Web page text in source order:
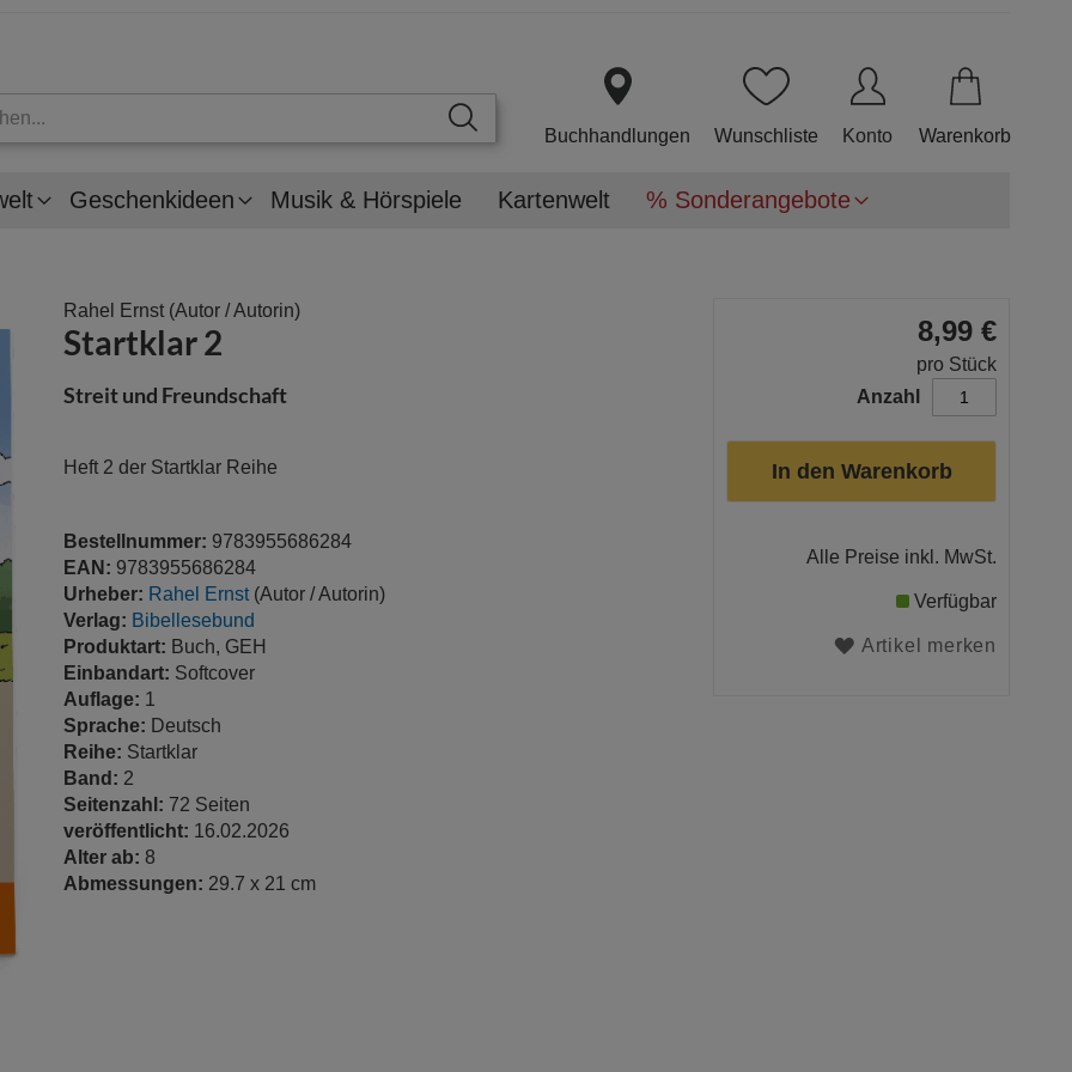
Buchhandlungen Wunschliste Konto Warenkorb
Geschenkideen Musik & Hörspiele Kartenwelt % Sonderangebote
Rahel Ernst (Autor / Autorin)
Startklar 2
Streit und Freundschaft
Heft 2 der Startklar Reihe
Bestellnummer: 9783955686284
EAN: 9783955686284
Urheber: Rahel Ernst(Autor / Autorin)
Verlag: Bibellesebund
Produktart: Buch, GEH
Einbandart: Softcover
Auflage: 1
Sprache: Deutsch
Reihe: Startklar
Band: 2
Seitenzahl: 72 Seiten
veröffentlicht: 16.02.2026
Alter ab: 8
Abmessungen: 29.7 x 21 cm
8,99 €
pro Stück
Anzahl
In den Warenkorb
Alle Preise inkl. MwSt.
Verfügbar
Artikel merken